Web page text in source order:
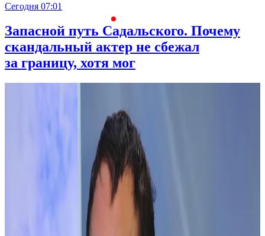
Сегодня 07:01
Запасной путь Садальского. Почему
скандальный актер не сбежал
за границу, хотя мог